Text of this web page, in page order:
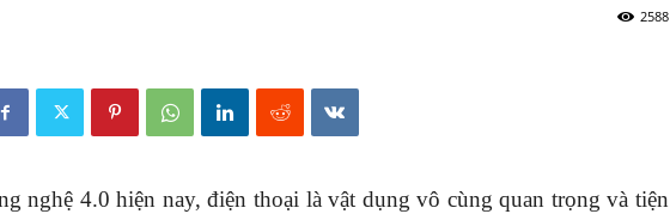
2588
nghệ 4.0 hiện nay, điện thoại là vật dụng vô cùng quan trọng và tiện